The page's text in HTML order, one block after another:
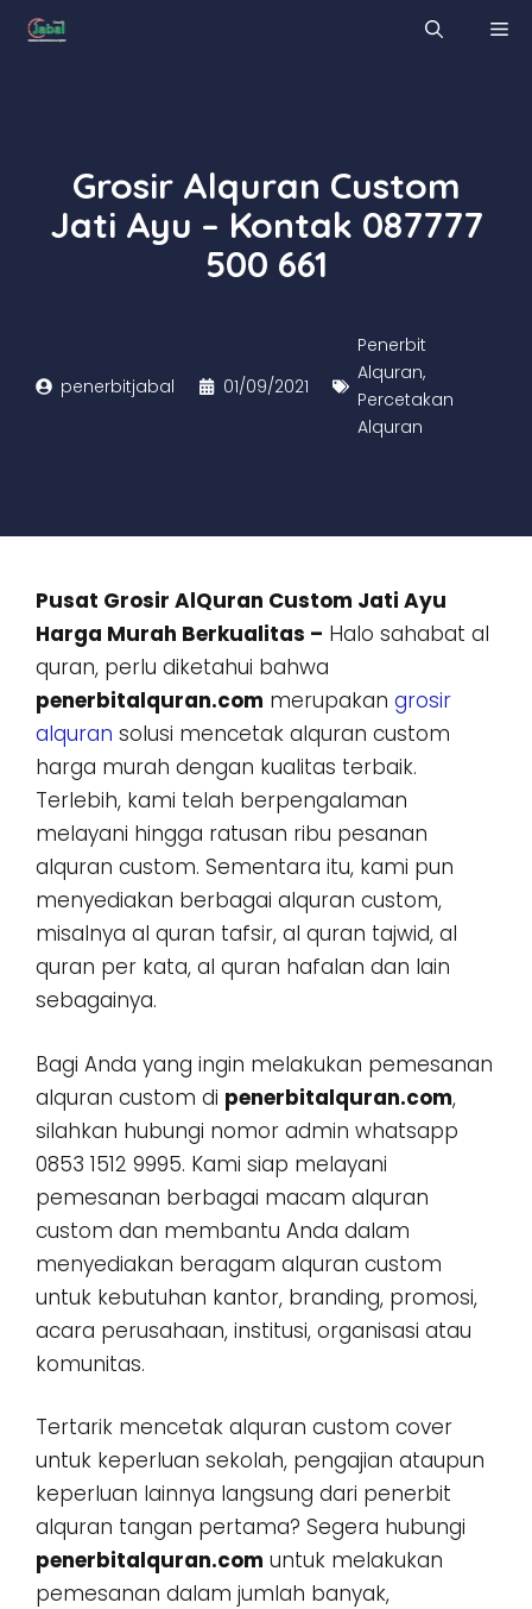
Skip
Grosir Alquran Custom
Jati Ayu – Kontak 087777
500 661
penerbitjabal 01/09/2021
Penerbit
Alquran,
Percetakan
Alquran
Pusat Grosir AlQuran Custom Jati Ayu
Harga Murah Berkualitas – Halo sahabat al
quran, perlu diketahui bahwa
penerbitalquran.com merupakan grosir
alquran solusi mencetak alquran custom
harga murah dengan kualitas terbaik.
Terlebih, kami telah berpengalaman
melayani hingga ratusan ribu pesanan
alquran custom. Sementara itu, kami pun
menyediakan berbagai alquran custom,
misalnya al quran tafsir, al quran tajwid, al
quran per kata, al quran hafalan dan lain
sebagainya.
Bagi Anda yang ingin melakukan pemesanan
alquran custom di penerbitalquran.com,
silahkan hubungi nomor admin whatsapp
0853 1512 9995. Kami siap melayani
pemesanan berbagai macam alquran
custom dan membantu Anda dalam
menyediakan beragam alquran custom
untuk kebutuhan kantor, branding, promosi,
acara perusahaan, institusi, organisasi atau
komunitas.
Tertarik mencetak alquran custom cover
untuk keperluan sekolah, pengajian ataupun
keperluan lainnya langsung dari penerbit
alquran tangan pertama? Segera hubungi
penerbitalquran.com untuk melakukan
pemesanan dalam jumlah banyak,